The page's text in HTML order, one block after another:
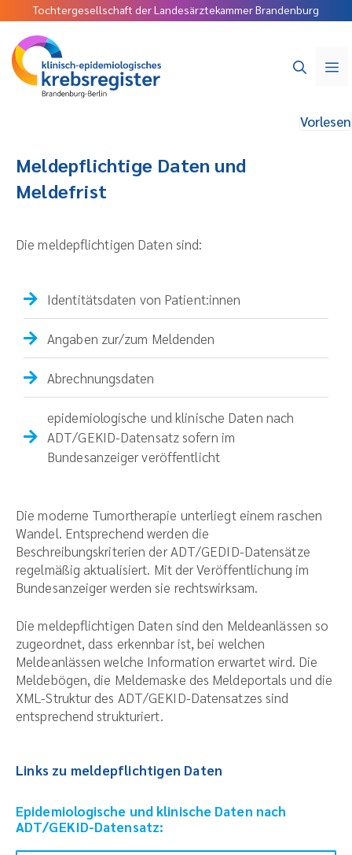
Tochtergesellschaft der Landesärztekammer Brandenburg
Vorlesen
Meldepflichtige Daten und
Meldefrist
Die meldepflichtigen Daten sind:
Identitätsdaten von Patient:innen
Angaben zur/zum Meldenden
Abrechnungsdaten
epidemiologische und klinische Daten nach
ADT/GEKID-Datensatz sofern im
Bundesanzeiger veröffentlicht
Die moderne Tumortherapie unterliegt einem raschen
Wandel. Entsprechend werden die
Beschreibungskriterien der ADT/GEDID-Datensätze
regelmäßig aktualisiert. Mit der Veröffentlichung im
Bundesanzeiger werden sie rechtswirksam.
Die meldepflichtigen Daten sind den Meldeanlässen so
zugeordnet, dass erkennbar ist, bei welchen
Meldeanlässen welche Information erwartet wird. Die
Meldebögen, die Meldemaske des Meldeportals und die
XML-Struktur des ADT/GEKID-Datensatzes sind
entsprechend strukturiert.
Links zu meldepflichtigen Daten
Epidemiologische und klinische Daten nach
ADT/GEKID-Datensatz: